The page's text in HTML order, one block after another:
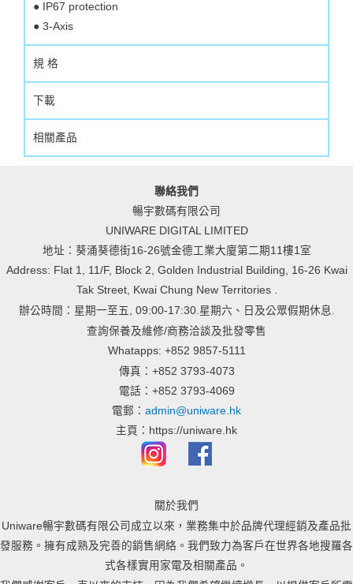
● IP67 protection
● 3-Axis
規 格
下載
相關產品
聯絡我們
暢宇數碼有限公司
UNIWARE DIGITAL LIMITED
地址：葵涌葵德街16-26號金德工業大廈第二期11樓1室
Address: Flat 1, 11/F, Block 2, Golden Industrial Building, 16-26 Kwai
Tak Street, Kwai Chung New Territories .
辦公時間：星期一至五, 09:00-17:30.星期六、日及公眾假期休息.
查詢保養及維修/商務洽談及批發零售
Whatapps: +852 9857-5111
傳真：+852 3793-4073
電話：+852 3793-4069
電郵： admin@uniware.hk
主頁：https://uniware.hk
關於我們
Uniware暢宇數碼有限公司成立以來，業務集中於品牌代理經銷及產品批
發服務。擁有成熟及完善的銷售網絡。我們致力為客戶在世界各地搜羅各
式各樣實用家電及相關產品。